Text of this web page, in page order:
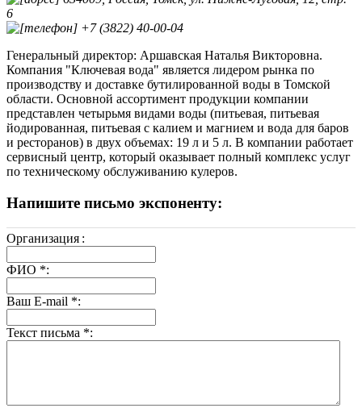
6
+7 (3822) 40-00-04
Генеральный директор: Аршавская Наталья Викторовна.
Компания "Ключевая вода" является лидером рынка по
производству и доставке бутилированной воды в Томской
области. Основной ассортимент продукции компании
представлен четырьмя видами воды (питьевая, питьевая
йодированная, питьевая с калием и магнием и вода для баров
и ресторанов) в двух объемах: 19 л и 5 л. В компании работает
сервисный центр, который оказывает полный комплекс услуг
по техническому обслуживанию кулеров.
Напишите письмо экспоненту:
Организация :
ФИО *:
Ваш E-mail *:
Текст письма *: